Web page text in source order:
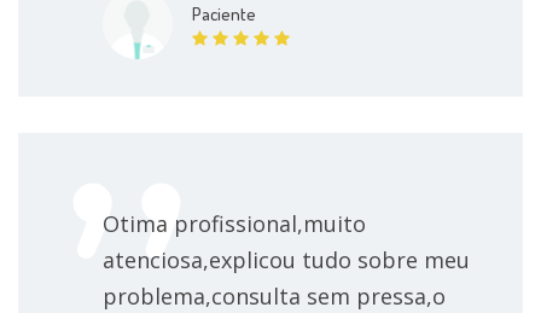
Paciente
Otima profissional,muito
atenciosa,explicou tudo sobre meu
problema,consulta sem pressa,o